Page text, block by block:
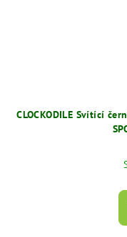
CLOCKODILE Svítící